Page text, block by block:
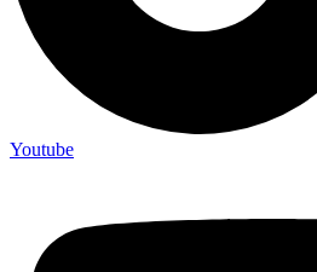
Youtube